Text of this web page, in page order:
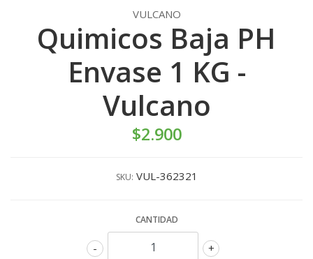
VULCANO
Quimicos Baja PH
Envase 1 KG -
Vulcano
$2.900
SKU: VUL-362321
CANTIDAD
+
-